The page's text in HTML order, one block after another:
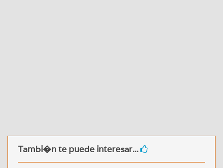
Tambi�n te puede interesar...